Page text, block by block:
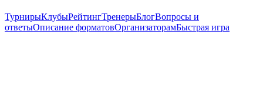
ТурнирыКлубыРейтингТренерыБлогВопросы и
ответыОписание форматовОрганизаторамБыстрая игра